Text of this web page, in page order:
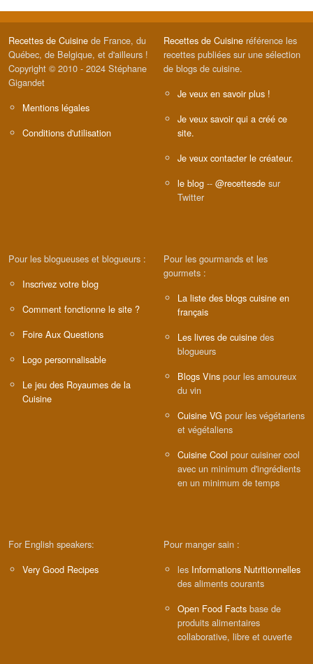
Recettes de Cuisine de France, du
Québec, de Belgique, et d'ailleurs !
Copyright © 2010 - 2024 Stéphane
Gigandet
Mentions légales
Conditions d'utilisation
Recettes de Cuisine référence les
recettes publiées sur une sélection
de blogs de cuisine.
Je veux en savoir plus !
Je veux savoir qui a créé ce
site.
Je veux contacter le créateur.
le blog -- @recettesde sur
Twitter
Pour les blogueuses et blogueurs :
Inscrivez votre blog
Comment fonctionne le site ?
Foire Aux Questions
Logo personnalisable
Le jeu des Royaumes de la
Cuisine
Pour les gourmands et les
gourmets :
La liste des blogs cuisine en
français
Les livres de cuisine des
blogueurs
Blogs Vins pour les amoureux
du vin
Cuisine VG pour les végétariens
et végétaliens
Cuisine Cool pour cuisiner cool
avec un minimum d'ingrédients
en un minimum de temps
For English speakers:
Very Good Recipes
Pour manger sain :
les Informations Nutritionnelles
des aliments courants
Open Food Facts base de
produits alimentaires
collaborative, libre et ouverte